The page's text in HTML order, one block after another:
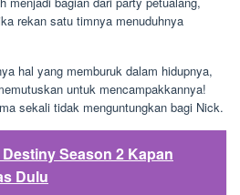
rekan satu timnya menuduhnya
hal yang memburuk dalam hidupnya,
untuk mencampakkannya!
sekali tidak menguntungkan bagi Nick.
Season 2 Kapan
Dulu